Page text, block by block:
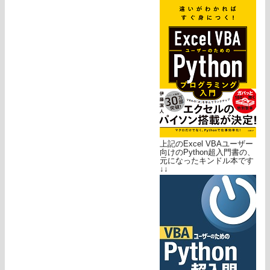
上記のExcel VBAユーザー
向けのPython超入門書の、
元になったキンドル本です
↓↓